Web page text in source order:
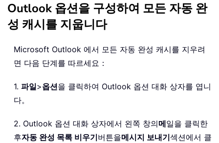
Outlook 옵션을 구성하여 모든 자동 완
성 캐시를 지웁니다
Microsoft Outlook 에서 모든 자동 완성 캐시를 지우려
면 다음 단계를 따르세요：
1. 파일>옵션을 클릭하여 Outlook 옵션 대화 상자를 엽니
다。
2. Outlook 옵션 대화 상자에서 왼쪽 창의메일을 클릭한
후자동 완성 목록 비우기버튼을메시지 보내기섹션에서 클